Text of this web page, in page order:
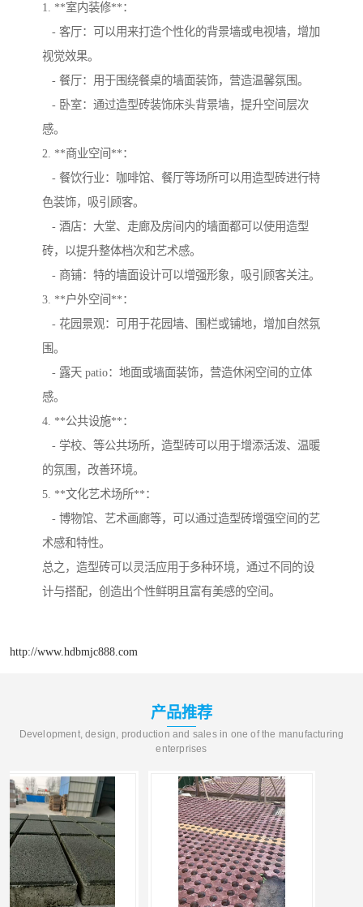
1. **室内装修**：
- 客厅：可以用来打造个性化的背景墙或电视墙，增加
视觉效果。
- 餐厅：用于围绕餐桌的墙面装饰，营造温馨氛围。
- 卧室：通过造型砖装饰床头背景墙，提升空间层次
感。
2. **商业空间**：
- 餐饮行业：咖啡馆、餐厅等场所可以用造型砖进行特
色装饰，吸引顾客。
- 酒店：大堂、走廊及房间内的墙面都可以使用造型
砖，以提升整体档次和艺术感。
- 商铺：特的墙面设计可以增强形象，吸引顾客关注。
3. **户外空间**：
- 花园景观：可用于花园墙、围栏或铺地，增加自然氛
围。
- 露天 patio：地面或墙面装饰，营造休闲空间的立体
感。
4. **公共设施**：
- 学校、等公共场所，造型砖可以用于增添活泼、温暖
的氛围，改善环境。
5. **文化艺术场所**：
- 博物馆、艺术画廊等，可以通过造型砖增强空间的艺
术感和特性。
总之，造型砖可以灵活应用于多种环境，通过不同的设
计与搭配，创造出个性鲜明且富有美感的空间。
http://www.hdbmjc888.com
产品推荐
Development, design, production and sales in one of the manufacturing
enterprises